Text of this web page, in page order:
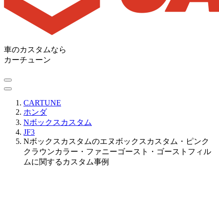
車のカスタムなら
カーチューン
CARTUNE
ホンダ
Nボックスカスタム
JF3
Nボックスカスタムのエヌボックスカスタム・ピンク
クラウンカラー・ファニーゴースト・ゴーストフィル
ムに関するカスタム事例